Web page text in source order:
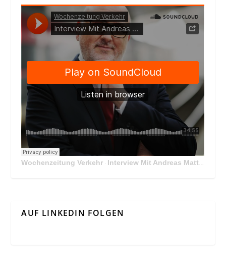
Wochenzeitung Verkehr · Interview Mit Andreas Matthä, CEO der ÖBB Holding
AUF LINKEDIN FOLGEN